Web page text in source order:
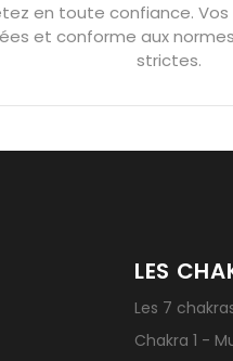
émotions Pierres pour
Pierres naturelles contre
en toute confiance.
et conforme aux
strictes.
LES
Les 7
Chakra 1 -